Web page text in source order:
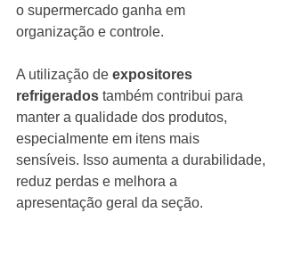
o supermercado ganha em
organização e controle.
A utilização de expositores
refrigerados também contribui para
manter a qualidade dos produtos,
especialmente em itens mais
sensíveis. Isso aumenta a durabilidade,
reduz perdas e melhora a
apresentação geral da seção.